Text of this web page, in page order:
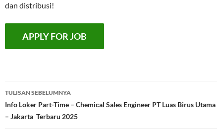
dan distribusi!
Navigasi
Tulisan
TULISAN SEBELUMNYA
Info Loker Part-Time – Chemical Sales Engineer PT Luas Birus Utama
– Jakarta Terbaru 2025